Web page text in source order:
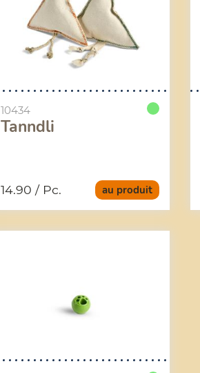
10434
Tanndli
au produit
14.90 / Pc.